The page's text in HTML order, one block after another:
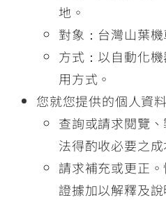
地。
對象：台灣山葉
方式：以自動化
用方式。
您就您提供的個人資
查詢或請求閱覽
法得酌收必要之成
請求補充或更正
證據加以解釋及說